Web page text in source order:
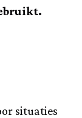
situaties